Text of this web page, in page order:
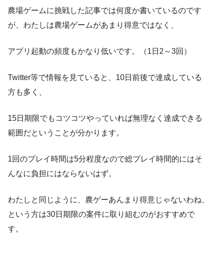
農場ゲームに挑戦した記事では何度か書いているのです
が、わたしは農場ゲームがあまり得意ではなく、
アプリ起動の頻度もかなり低いです。（1日2～3回）
Twitter等で情報を見ていると、10日前後で達成している
方も多く、
15日期限でもコツコツやっていれば無理なく達成できる
範囲だということが分かります。
1回のプレイ時間は5分程度なので総プレイ時間的にはそ
んなに負担にはならないはず。
わたしと同じように、農ゲーあんまり得意じゃないわね、
という方は30日期限の案件に取り組むのがおすすめで
す。